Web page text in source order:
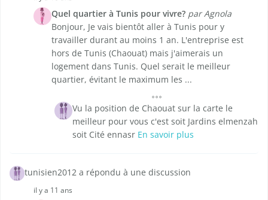
Quel quartier à Tunis pour vivre? par Agnola
Bonjour, Je vais bientôt aller à Tunis pour y
travailler durant au moins 1 an. L'entreprise est
hors de Tunis (Chaouat) mais j'aimerais un
logement dans Tunis. Quel serait le meilleur
quartier, évitant le maximum les ...
Vu la position de Chaouat sur la carte le
meilleur pour vous c'est soit Jardins elmenzah
soit Cité ennasr En savoir plus
tunisien2012 a répondu à une discussion
il y a 11 ans